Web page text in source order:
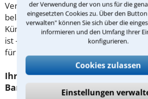
der Verwendung der von uns für die
eingesetzten Cookies zu. Über den
verwalten" können Sie sich über die
informieren und den Umfang Ihrer
konfigurieren.
Cookies zulassen
Einstellungen
Verzug, er muss sich vielmehr auf
belaufen. Es kommt immer wieder
Kündigung wegen fehlender
ist - holen Sie hierzu am besten den
für Bankrecht in Dortmund ein.
Ihre Rechte bei der Kündigung
Bankkontos/Sparvertrags